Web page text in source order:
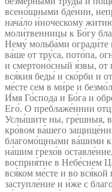
всено́щными бде́нии,
нача́ло и́ноческому
моли́твенницы к Бо́гу
Нему́ мольба́ми огради́те
ва́ше от тру́са, пото́па,
и смертоно́сный я́звы, от
вся́кия беды́ и ско́рби и
ме́сте сем в ми́ре и
И́мя Го́спода и Бо́га и
Его́. О преблаже́ннии
Услы́шите ны, гре́шныя,
кро́вом ва́шего
благомо́щными ва́шими к
на́шим грехо́в
восприя́тие в Небе́снем
вся́ком ме́сте и во
заступле́ние и и́же с